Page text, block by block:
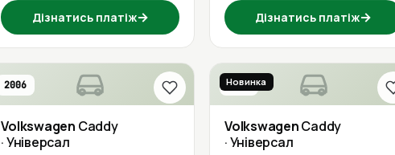
Дізнатись платіж→ Дізнатись платіж→
2006
Volkswagen Caddy
· Універсал
2016
Новинка
VolkswagenCaddy
· Універсал